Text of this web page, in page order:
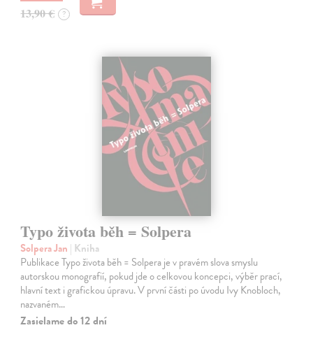
13,90 € ?
Typo života běh = Solpera
Solpera Jan | Kniha
Publikace Typo života běh = Solpera je v pravém slova smyslu
autorskou monografií, pokud jde o celkovou koncepci, výběr prací,
hlavní text i grafickou úpravu. V první části po úvodu Ivy Knobloch,
nazvaném…
Zasielame do 12 dní